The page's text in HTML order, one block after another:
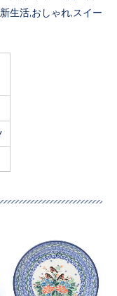
生活,おしゃれ,スイー